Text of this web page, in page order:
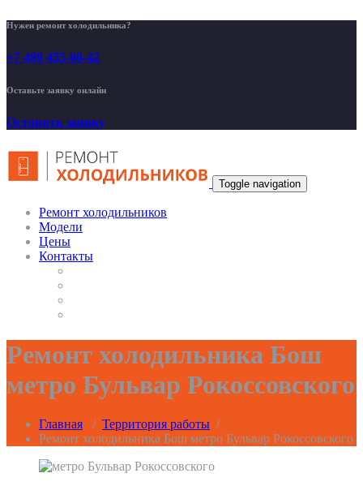
Нужен ремонт холодильника?
+7 499 455-00-42
Оставьте заявку онлайн
Оставить заявку
Toggle navigation
Ремонт холодильников
Модели
Цены
Контакты
Ремонт холодильника Бош
метро Бульвар Рокоссовского
Главная / Территория работы /
Ремонт холодильника Бош метро Бульвар Рокоссовского